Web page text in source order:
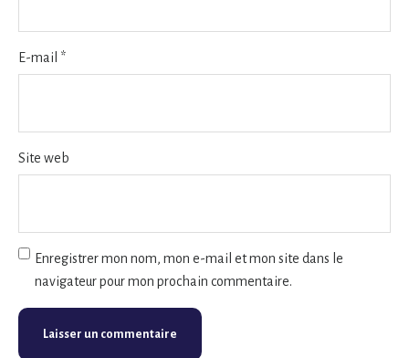
E-mail *
Site web
Enregistrer mon nom, mon e-mail et mon site dans le
navigateur pour mon prochain commentaire.